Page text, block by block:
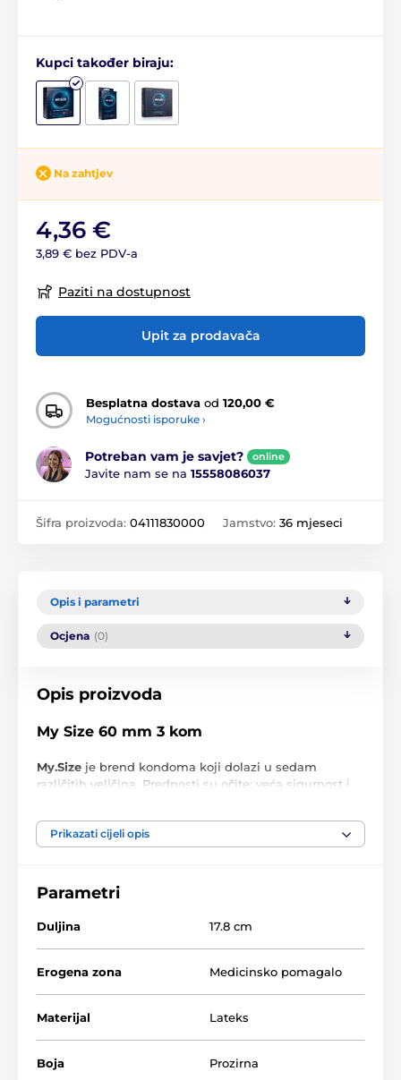
Kupci također biraju:
Na zahtjev
4,36 €
3,89 € bez PDV-a
Paziti na dostupnost
Upit za prodavača
Besplatna dostava od 120,00 €
Mogućnosti isporuke ›
Potreban vam je savjet? online
Javite nam se na 15558086037
Šifra proizvoda: 04111830000 Jamstvo: 36 mjeseci
Opis i parametri
Ocjena (0)
Opis proizvoda
My Size 60 mm 3 kom
My.Size je brend kondoma koji dolazi u sedam
različitih veličina. Prednosti su očite: veća sigurnost i
osiguravaju optimalno pristajanje i udobnost
sprječavanjem neugodnog pomicanja kondoma te
pružaju zaštitu od neželjene trudnoće i spolno
Kondomi su originalni i mogu biti isporučeni bez
kutijice.
60 mm 12 - 13 cm
Zašto odabrati My Size 60 mm 3 kom:
Kondomi po mjeri
Prikazati cijeli opis
Parametri
Duljina 17.8 cm
Erogena zona Medicinsko pomagalo
Materijal Lateks
Boja Prozirna